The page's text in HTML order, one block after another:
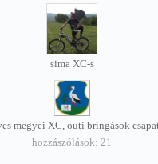
sima XC-s
megyei XC, outi bringások
hozzászólások: 21